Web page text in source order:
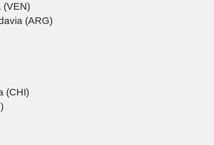
(VEN)
(ARG)
(CHI)